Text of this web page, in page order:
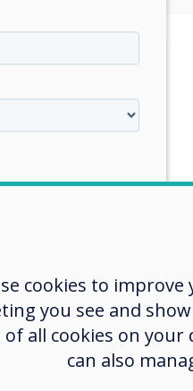
cookies to
you see and
all cookies on your
can also
products and
from